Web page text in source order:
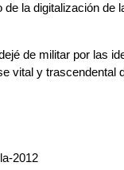
la digitalización
de militar por las
vital y trascendental